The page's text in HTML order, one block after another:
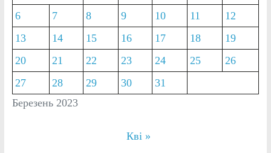
Березень 2023
6
7 8 9 10 11
12
13
14 15 16 17 18
19
20
21 22 23 24 25
26
27
28 29 30 31
Кві »